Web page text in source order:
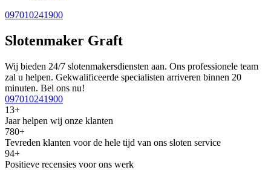
097010241900
Slotenmaker Graft
Wij bieden 24/7 slotenmakersdiensten aan. Ons professionele team
zal u helpen. Gekwalificeerde specialisten arriveren binnen 20
minuten. Bel ons nu!
097010241900
13+
Jaar helpen wij onze klanten
780+
Tevreden klanten voor de hele tijd van ons sloten service
94+
Positieve recensies voor ons werk